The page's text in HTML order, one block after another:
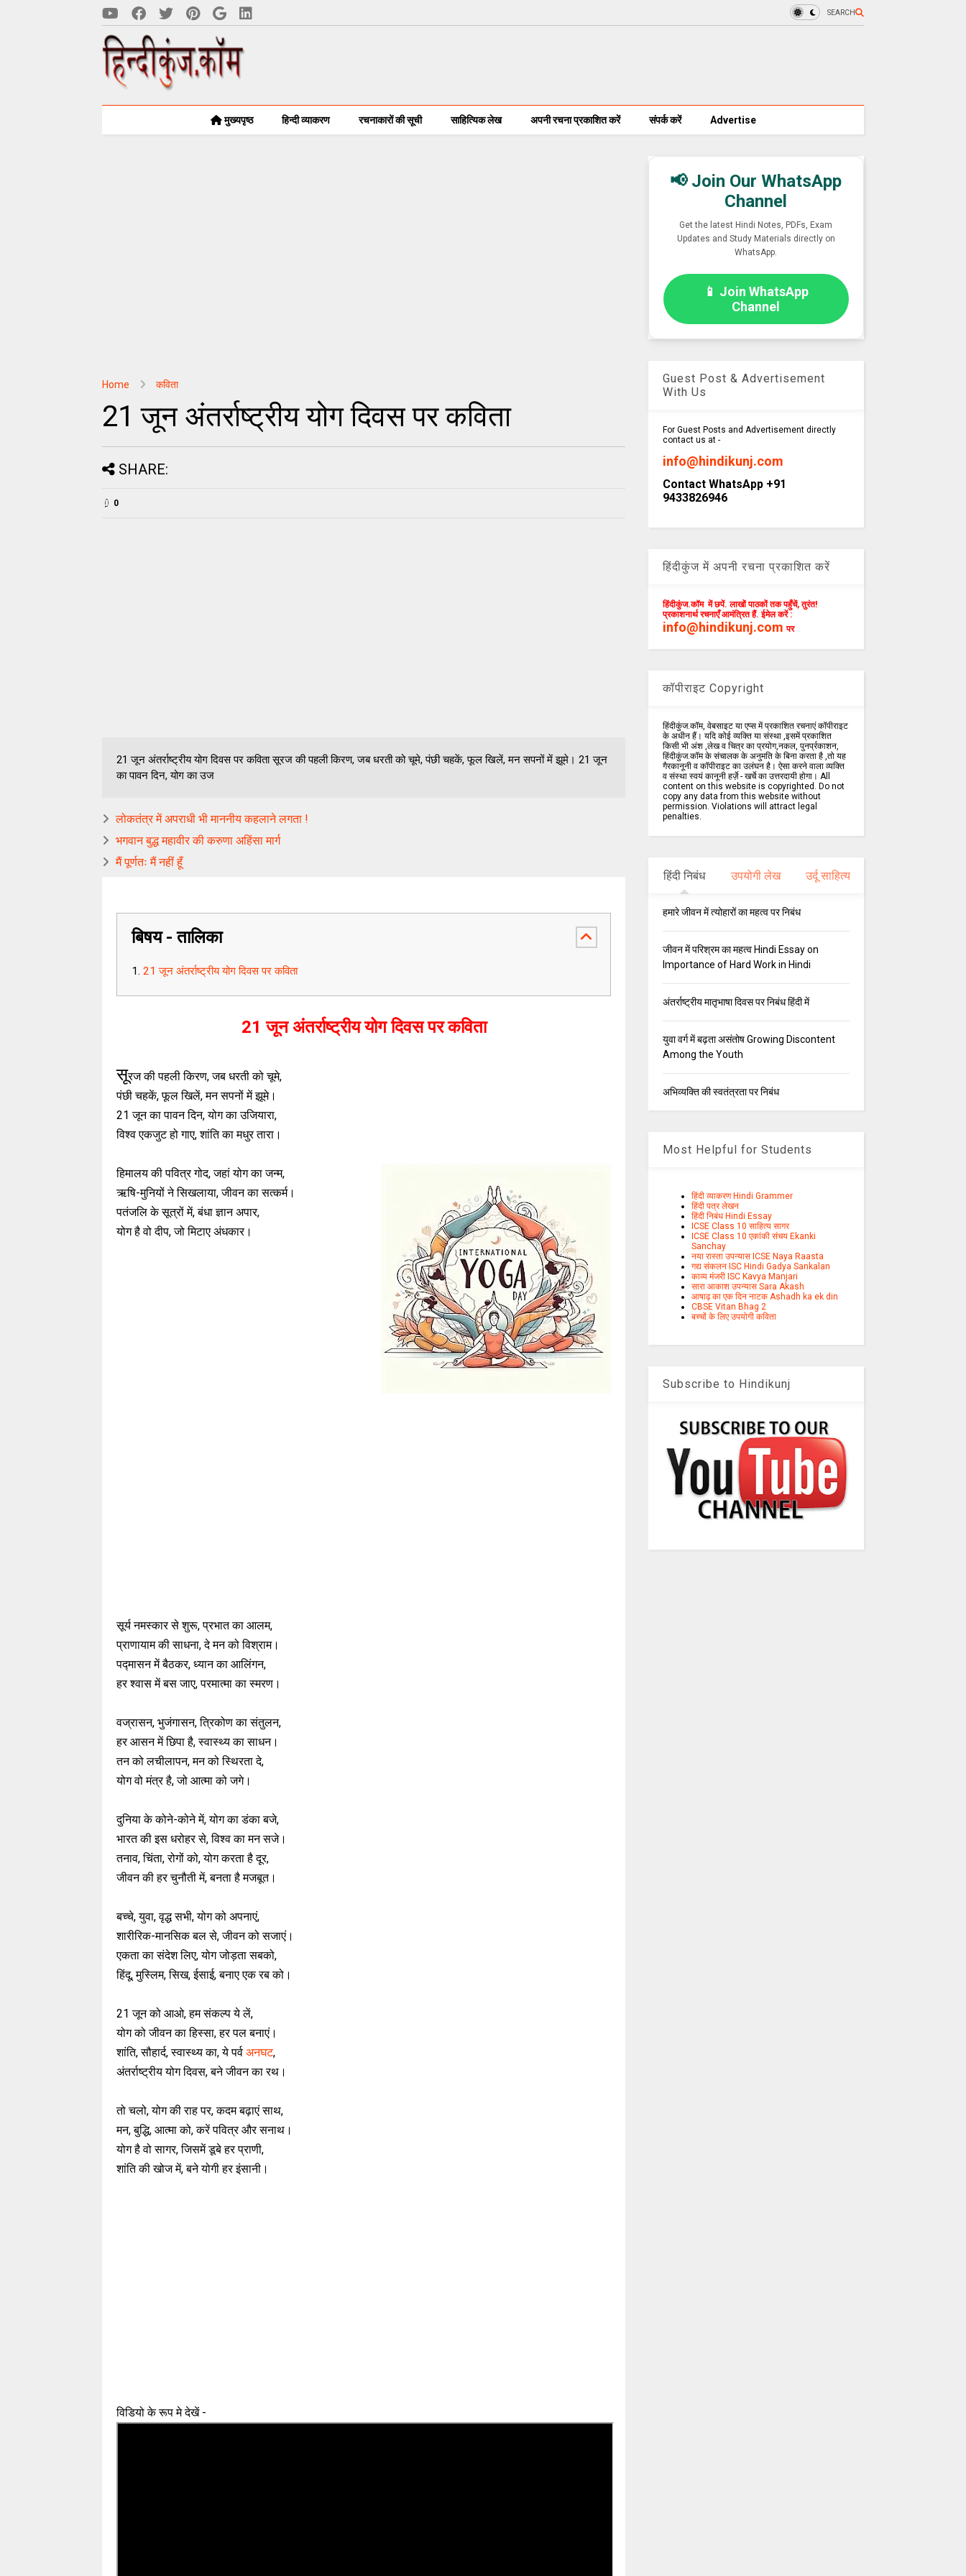
SEARCH
मुख्यपृष्ठ हिन्दी व्याकरण रचनाकारों की सूची साहित्यिक लेख अपनी रचना प्रकाशित करें संपर्क करें Advertise
Home कविता
21 जून अंतर्राष्ट्रीय योग दिवस पर कविता
SHARE:
0
21 जून अंतर्राष्ट्रीय योग दिवस पर कविता सूरज की पहली किरण, जब धरती को चूमे, पंछी चहकें, फूल खिलें, मन सपनों में झूमे। 21 जून
का पावन दिन, योग का उज
लोकतंत्र में अपराधी भी माननीय कहलाने लगता !
भगवान बुद्ध महावीर की करुणा अहिंसा मार्ग
मैं पूर्णतः मैं नहीं हूँ
बिषय - तालिका
21 जून अंतर्राष्ट्रीय योग दिवस पर कविता
21 जून अंतर्राष्ट्रीय योग दिवस पर कविता
सूरज की पहली किरण, जब धरती को चूमे,
पंछी चहकें, फूल खिलें, मन सपनों में झूमे।
21 जून का पावन दिन, योग का उजियारा,
विश्व एकजुट हो गाए, शांति का मधुर तारा।
हिमालय की पवित्र गोद, जहां योग का जन्म,
ऋषि-मुनियों ने सिखलाया, जीवन का सत्कर्म।
पतंजलि के सूत्रों में, बंधा ज्ञान अपार,
योग है वो दीप, जो मिटाए अंधकार।
सूर्य नमस्कार से शुरू, प्रभात का आलम,
प्राणायाम की साधना, दे मन को विश्राम।
पद्मासन में बैठकर, ध्यान का आलिंगन,
हर श्वास में बस जाए, परमात्मा का स्मरण।
वज्रासन, भुजंगासन, त्रिकोण का संतुलन,
हर आसन में छिपा है, स्वास्थ्य का साधन।
तन को लचीलापन, मन को स्थिरता दे,
योग वो मंत्र है, जो आत्मा को जगे।
दुनिया के कोने-कोने में, योग का डंका बजे,
भारत की इस धरोहर से, विश्व का मन सजे।
तनाव, चिंता, रोगों को, योग करता है दूर,
जीवन की हर चुनौती में, बनता है मजबूत।
बच्चे, युवा, वृद्ध सभी, योग को अपनाएं,
शारीरिक-मानसिक बल से, जीवन को सजाएं।
एकता का संदेश लिए, योग जोड़ता सबको,
हिंदू, मुस्लिम, सिख, ईसाई, बनाए एक रब को।
21 जून को आओ, हम संकल्प ये लें,
योग को जीवन का हिस्सा, हर पल बनाएं।
शांति, सौहार्द, स्वास्थ्य का, ये पर्व अनघट,
अंतर्राष्ट्रीय योग दिवस, बने जीवन का रथ।
तो चलो, योग की राह पर, कदम बढ़ाएं साथ,
मन, बुद्धि, आत्मा को, करें पवित्र और सनाथ।
योग है वो सागर, जिसमें डूबे हर प्राणी,
शांति की खोज में, बने योगी हर इंसानी।
विडियो के रूप मे देखें -
📢 Join Our WhatsApp
Channel
Get the latest Hindi Notes, PDFs, Exam
Updates and Study Materials directly on
WhatsApp.
📱 Join WhatsApp
Channel
Guest Post & Advertisement
With Us
For Guest Posts and Advertisement directly
contact us at -
info@hindikunj.com
Contact WhatsApp +91
9433826946
हिंदीकुंज में अपनी रचना प्रकाशित करें
हिंदीकुंज.कॉम में छपें. लाखों पाठकों तक पहुँचें, तुरंत!
प्रकाशनार्थ रचनाएँ आमंत्रित हैं. ईमेल करें :
info@hindikunj.com पर
कॉपीराइट Copyright
हिंदीकुंज.कॉम, वेबसाइट या एप्स में प्रकाशित रचनाएं कॉपीराइट
के अधीन हैं। यदि कोई व्यक्ति या संस्था ,इसमें प्रकाशित
किसी भी अंश ,लेख व चित्र का प्रयोग,नकल, पुनर्प्रकाशन,
हिंदीकुंज.कॉम के संचालक के अनुमति के बिना करता है ,तो यह
गैरकानूनी व कॉपीराइट का उलंघन है। ऐसा करने वाला व्यक्ति
व संस्था स्वयं कानूनी हर्ज़े - खर्चे का उत्तरदायी होगा। All
content on this website is copyrighted. Do not
copy any data from this website without
permission. Violations will attract legal
penalties.
हिंदी निबंध उपयोगी लेख उर्दू साहित्य
हमारे जीवन में त्योहारों का महत्व पर निबंध
जीवन में परिश्रम का महत्व Hindi Essay on
Importance of Hard Work in Hindi
अंतर्राष्ट्रीय मातृभाषा दिवस पर निबंध हिंदी में
युवा वर्ग में बढ़ता असंतोष Growing Discontent
Among the Youth
अभिव्यक्ति की स्वतंत्रता पर निबंध
Most Helpful for Students
हिंदी व्याकरण Hindi Grammer
हिंदी पत्र लेखन
हिंदी निबंध Hindi Essay
ICSE Class 10 साहित्य सागर
ICSE Class 10 एकांकी संचय Ekanki
Sanchay
नया रास्ता उपन्यास ICSE Naya Raasta
गद्य संकलन ISC Hindi Gadya Sankalan
काव्य मंजरी ISC Kavya Manjari
सारा आकाश उपन्यास Sara Akash
आषाढ़ का एक दिन नाटक Ashadh ka ek din
CBSE Vitan Bhag 2
बच्चों के लिए उपयोगी कविता
Subscribe to Hindikunj